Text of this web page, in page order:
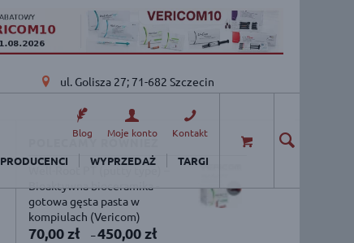
ul. Golisza 27; 71-682 Szczecin
Blog Moje konto Kontakt
PRODUCENCI WYPRZEDAŻ TARGI
POLECAMY RÓWNIEŻ
Well-Root PT (putty type) –
Bioaktywna bioceramika -
gotowa gęsta pasta w
kompiulach (Vericom)
70,00zł –450,00zł